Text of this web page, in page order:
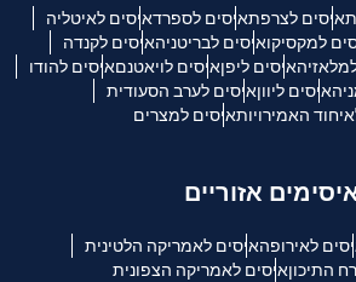
איסים לצרפתאיסים לספרדאיסים לאיטליה
למקסיקואיסים לבריטניהאיסים לקנדה
איסים ליפןאיסים לויאטנםאיסים להודו
איסים ליווןאיסים לערב הסעודית
האמירויותאיסים למצרים
אזוריים
לאירופהאיסים לאמריקה הלטינית
התיכוןאיסים לאמריקה הצפונית